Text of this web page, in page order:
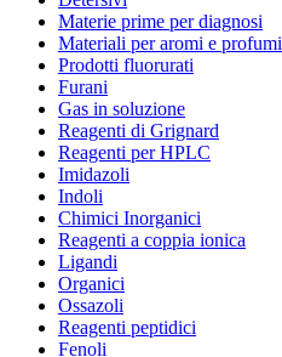
Materie prime per diagnosi
Materiali per aromi e profumi
Prodotti fluorurati
Furani
Gas in soluzione
Reagenti di Grignard
Reagenti per HPLC
Imidazoli
Indoli
Chimici Inorganici
Reagenti a coppia ionica
Ligandi
Organici
Ossazoli
Reagenti peptidici
Fenoli